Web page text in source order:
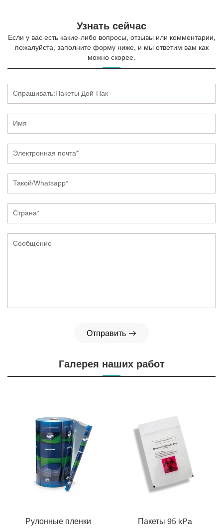
Узнать сейчас
Если у вас есть какие-либо вопросы, отзывы или комментарии,
пожалуйста, заполните форму ниже, и мы ответим вам как
можно скорее.
Отправить
Галерея наших работ
Рулонные пленки Пакеты 95 kPa